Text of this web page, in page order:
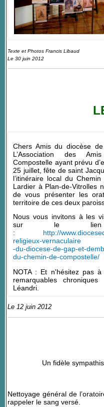
Texte et Photos Francis Libaud
Le 30 juin 2012
Chers Amis du diocèse
L’Association des
Compostelle ayant prévu
25 juillet, fête de saint
l’itinéraire local du
Lardier à Plan-de-Vitrolles
de vous présenter les
territoire de ces deux
Nous vous invitons à les
sur le lien
:
http://
religieux-vernaculaire
-du-diocese-de-gap-et-
du-chemin-de-compostelle/
NOTA : Et n'hésitez pas
remarquables
Léandri.
Le 12 juin 2012
Un fidèle
Nettoyage général de
rappeler le sang versé.